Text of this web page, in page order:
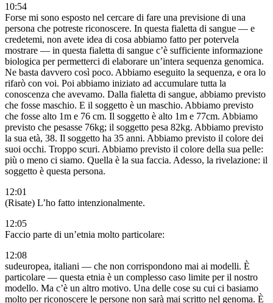
10:54
Forse mi sono esposto nel cercare di fare una previsione di una
persona che potreste riconoscere. In questa fialetta di sangue — e
credetemi, non avete idea di cosa abbiamo fatto per potervela
mostrare — in questa fialetta di sangue c’è sufficiente informazione
biologica per permetterci di elaborare un’intera sequenza genomica.
Ne basta davvero così poco. Abbiamo eseguito la sequenza, e ora lo
rifarò con voi. Poi abbiamo iniziato ad accumulare tutta la
conoscenza che avevamo. Dalla fialetta di sangue, abbiamo previsto
che fosse maschio. E il soggetto è un maschio. Abbiamo previsto
che fosse alto 1m e 76 cm. Il soggetto è alto 1m e 77cm. Abbiamo
previsto che pesasse 76kg; il soggetto pesa 82kg. Abbiamo previsto
la sua età, 38. Il soggetto ha 35 anni. Abbiamo previsto il colore dei
suoi occhi. Troppo scuri. Abbiamo previsto il colore della sua pelle:
più o meno ci siamo. Quella è la sua faccia. Adesso, la rivelazione: il
soggetto è questa persona.
12:01
(Risate) L’ho fatto intenzionalmente.
12:05
Faccio parte di un’etnia molto particolare:
12:08
sudeuropea, italiani — che non corrispondono mai ai modelli. È
particolare — questa etnia è un complesso caso limite per il nostro
modello. Ma c’è un altro motivo. Una delle cose su cui ci basiamo
molto per riconoscere le persone non sarà mai scritto nel genoma. È